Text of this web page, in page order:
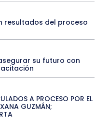
resultados del proceso
su futuro con
A PROCESO POR EL
GUZMÁN;